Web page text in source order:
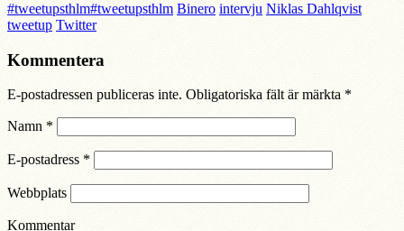
#tweetupsthlm#tweetupsthlm Binero intervju Niklas Dahlqvist
tweetup Twitter
Kommentera
E-postadressen publiceras inte. Obligatoriska fält är märkta *
Namn *
E-postadress *
Webbplats
Kommentar